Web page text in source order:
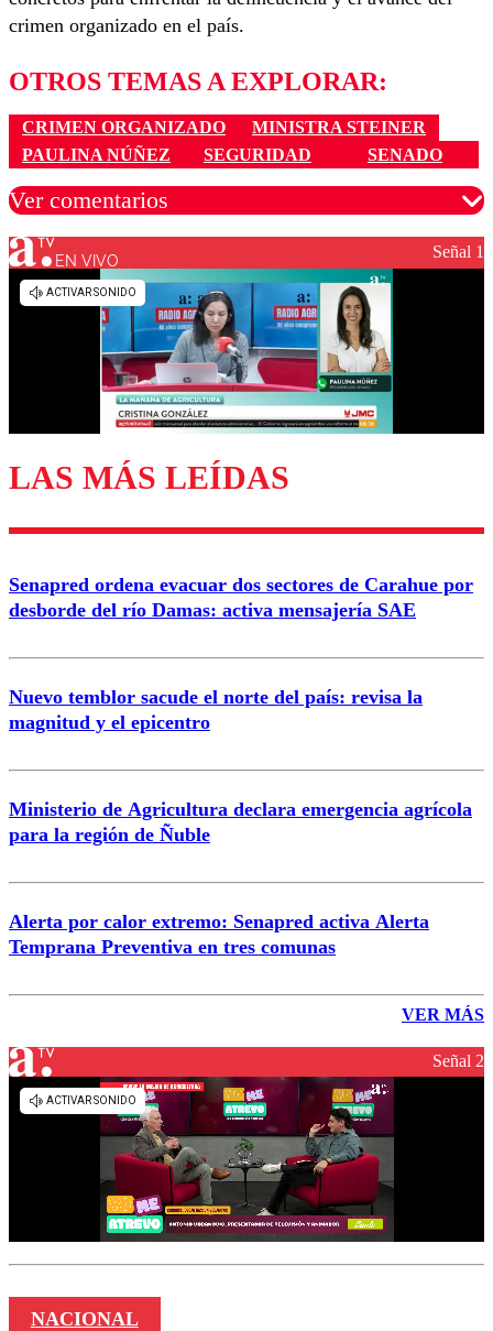
crimen organizado en el país.
OTROS TEMAS A EXPLORAR:
CRIMEN ORGANIZADO
MINISTRA STEINER
PAULINA NÚÑEZ
SEGURIDAD SENADO
Ver comentarios
Los comentarios son moderados para garantizar un
diálogo respetuoso.
Enviar comentario
EN VIVO Señal 1
LAS MÁS LEÍDAS
Senapred ordena evacuar dos sectores de Carahue por
desborde del río Damas: activa mensajería SAE
Nuevo temblor sacude el norte del país: revisa la
magnitud y el epicentro
Ministerio de Agricultura declara emergencia agrícola
para la región de Ñuble
Alerta por calor extremo: Senapred activa Alerta
Temprana Preventiva en tres comunas
VER MÁS
Señal 2
NACIONAL